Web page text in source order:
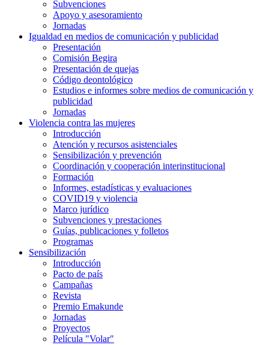
Subvenciones
Apoyo y asesoramiento
Jornadas
Igualdad en medios de comunicación y publicidad
Presentación
Comisión Begira
Presentación de quejas
Código deontológico
Estudios e informes sobre medios de comunicación y
publicidad
Jornadas
Violencia contra las mujeres
Introducción
Atención y recursos asistenciales
Sensibilización y prevención
Coordinación y cooperación interinstitucional
Formación
Informes, estadísticas y evaluaciones
COVID19 y violencia
Marco jurídico
Subvenciones y prestaciones
Guías, publicaciones y folletos
Programas
Sensibilización
Introducción
Pacto de país
Campañas
Revista
Premio Emakunde
Jornadas
Proyectos
Película "Volar"